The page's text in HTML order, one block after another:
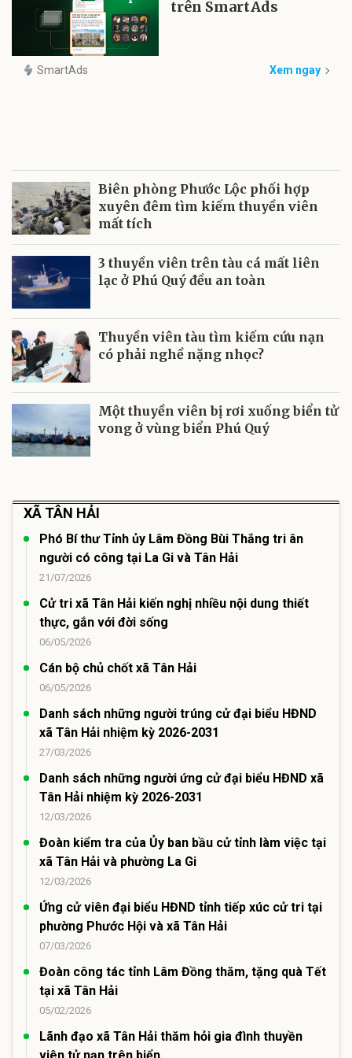
trên SmartAds
SmartAds Xem ngay
Biên phòng Phước Lộc phối hợp
xuyên đêm tìm kiếm thuyền viên
mất tích
3 thuyền viên trên tàu cá mất liên
lạc ở Phú Quý đều an toàn
Thuyền viên tàu tìm kiếm cứu nạn
có phải nghề nặng nhọc?
Một thuyền viên bị rơi xuống biển tử
vong ở vùng biển Phú Quý
XÃ TÂN HẢI
Phó Bí thư Tỉnh ủy Lâm Đồng Bùi Thắng tri ân
người có công tại La Gi và Tân Hải
21/07/2026
Cử tri xã Tân Hải kiến nghị nhiều nội dung thiết
thực, gắn với đời sống
06/05/2026
Cán bộ chủ chốt xã Tân Hải
06/05/2026
Danh sách những người trúng cử đại biểu HĐND
xã Tân Hải nhiệm kỳ 2026-2031
27/03/2026
Danh sách những người ứng cử đại biểu HĐND xã
Tân Hải nhiệm kỳ 2026-2031
12/03/2026
Đoàn kiểm tra của Ủy ban bầu cử tỉnh làm việc tại
xã Tân Hải và phường La Gi
12/03/2026
Ứng cử viên đại biểu HĐND tỉnh tiếp xúc cử tri tại
phường Phước Hội và xã Tân Hải
07/03/2026
Đoàn công tác tỉnh Lâm Đồng thăm, tặng quà Tết
tại xã Tân Hải
05/02/2026
Lãnh đạo xã Tân Hải thăm hỏi gia đình thuyền